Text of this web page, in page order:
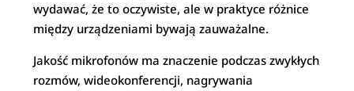
wydawać, że to oczywiste, ale w praktyce różnice
między urządzeniami bywają zauważalne.
Jakość mikrofonów ma znaczenie podczas zwykłych
rozmów, wideokonferencji, nagrywania